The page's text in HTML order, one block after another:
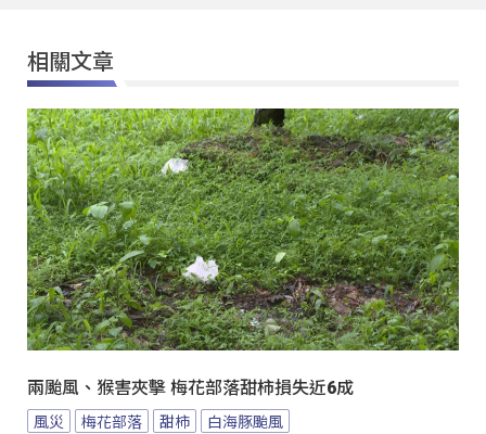
相關文章
兩颱風、猴害夾擊 梅花部落甜柿損失近6成
風災 梅花部落 甜柿 白海豚颱風